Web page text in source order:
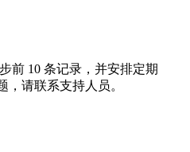
前 10 条记录，并安排定期
，请联系支持人员。